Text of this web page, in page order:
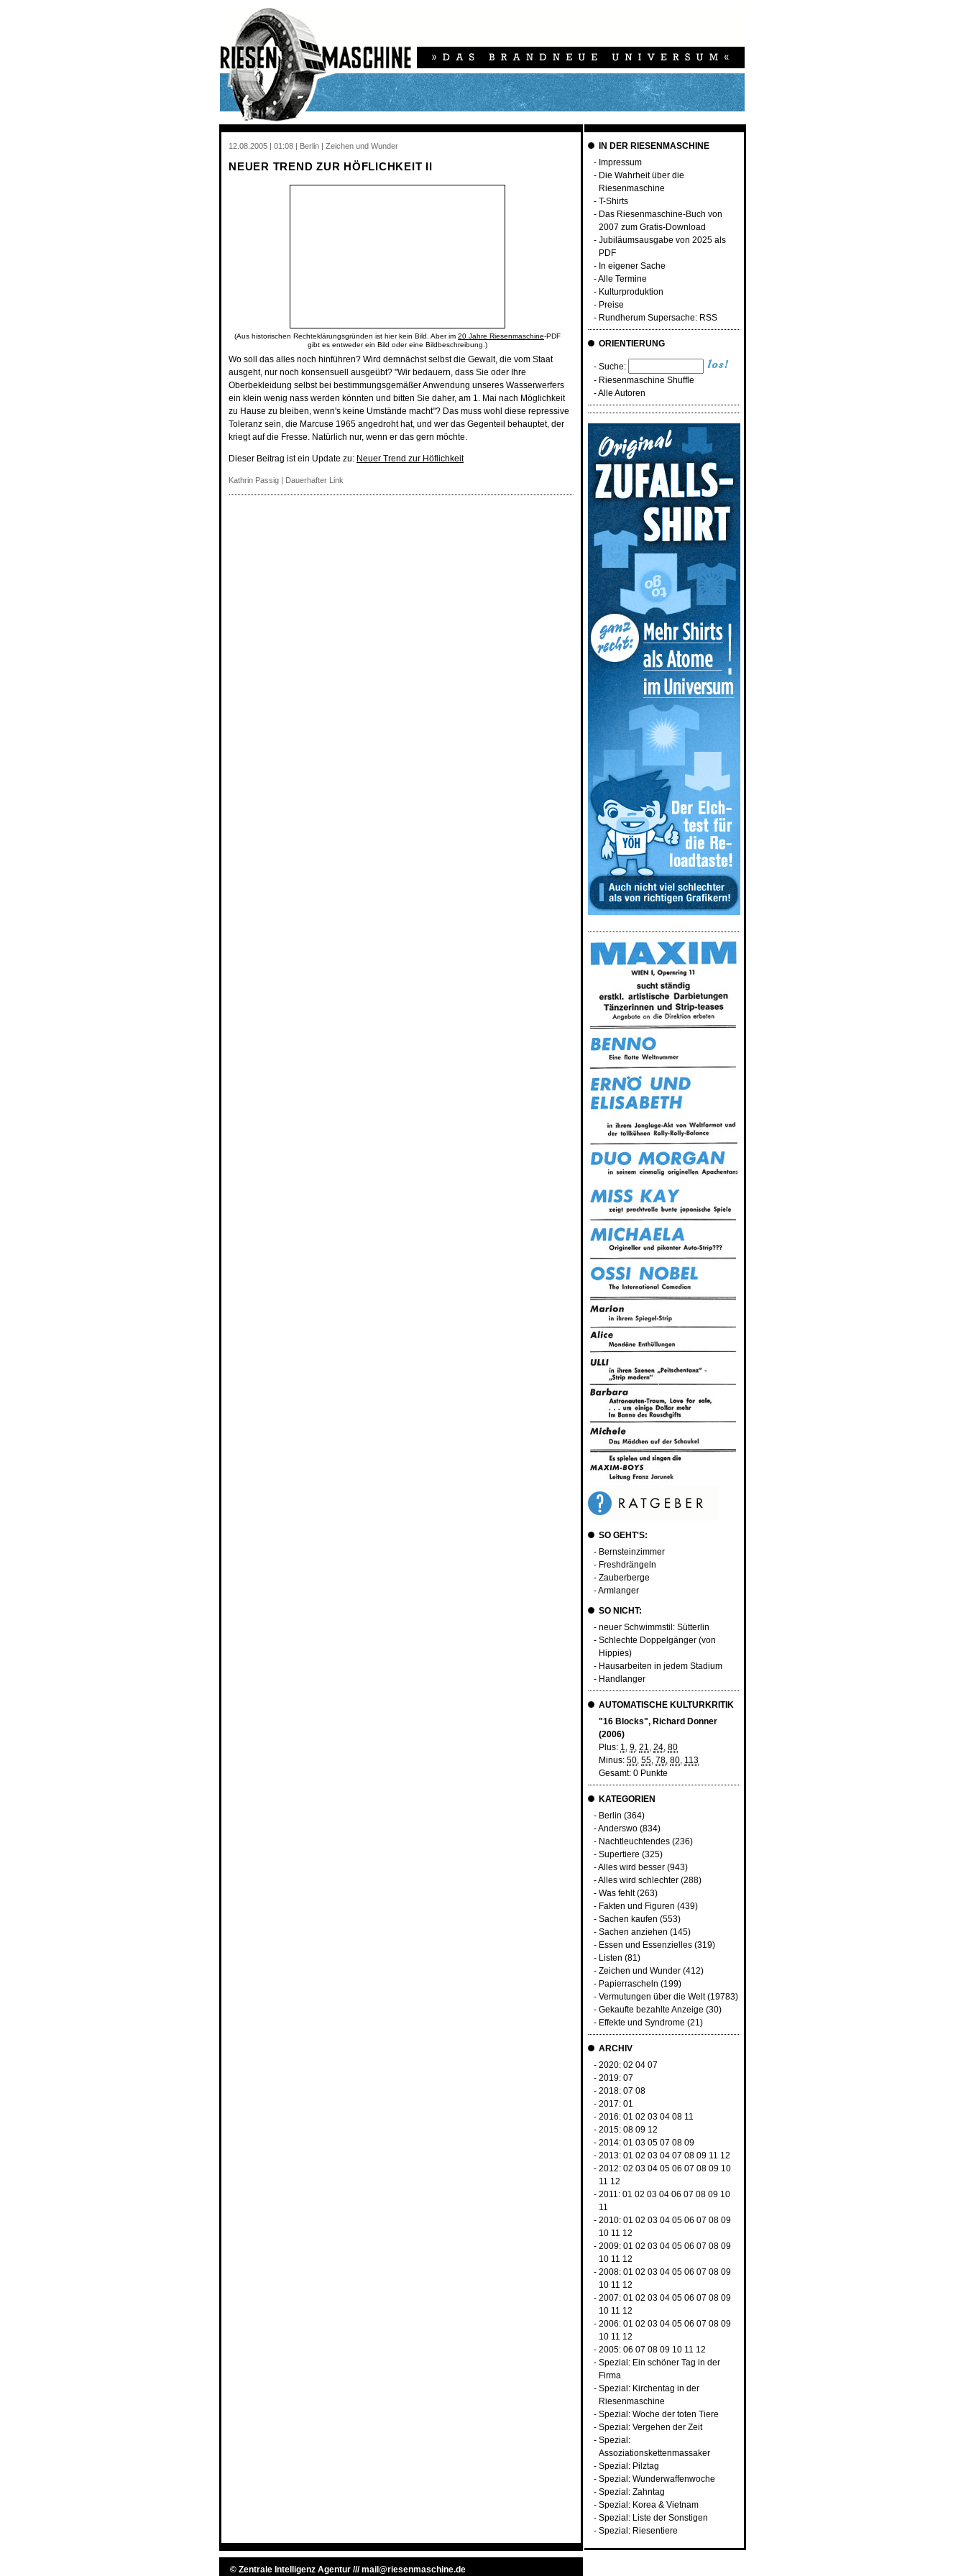
12.08.2005 | 01:08 | Berlin | Zeichen und Wunder
NEUER TREND ZUR HÖFLICHKEIT II
(Aus historischen Rechteklärungsgründen ist hier kein Bild. Aber im 20 Jahre Riesenmaschine-PDF
gibt es entweder ein Bild oder eine Bildbeschreibung.)
Wo soll das alles noch hinführen? Wird demnächst selbst die Gewalt, die vom Staat
ausgeht, nur noch konsensuell ausgeübt? "Wir bedauern, dass Sie oder Ihre
Oberbekleidung selbst bei bestimmungsgemäßer Anwendung unseres Wasserwerfers
ein klein wenig nass werden könnten und bitten Sie daher, am 1. Mai nach Möglichkeit
zu Hause zu bleiben, wenn's keine Umstände macht"? Das muss wohl diese repressive
Toleranz sein, die Marcuse 1965 angedroht hat, und wer das Gegenteil behauptet, der
kriegt auf die Fresse. Natürlich nur, wenn er das gern möchte.
Dieser Beitrag ist ein Update zu: Neuer Trend zur Höflichkeit
Kathrin Passig | Dauerhafter Link
IN DER RIESENMASCHINE
- Impressum
- Die Wahrheit über die
Riesenmaschine
- T-Shirts
- Das Riesenmaschine-Buch von
2007 zum Gratis-Download
- Jubiläumsausgabe von 2025 als
PDF
- In eigener Sache
-Alle Termine
- Kulturproduktion
- Preise
- Rundherum Supersache: RSS
ORIENTIERUNG
- Suche:
- Riesenmaschine Shuffle
-Alle Autoren
SO GEHT'S:
- Bernsteinzimmer
- Freshdrängeln
- Zauberberge
- Armlanger
SO NICHT:
- neuer Schwimmstil: Sütterlin
- Schlechte Doppelgänger (von
Hippies)
- Hausarbeiten in jedem Stadium
- Handlanger
AUTOMATISCHE KULTURKRITIK
"16 Blocks", Richard Donner
(2006)
Plus: 1, 9, 21, 24, 80
Minus: 50, 55, 78, 80, 113
Gesamt: 0 Punkte
KATEGORIEN
- Berlin (364)
-Anderswo(834)
- Nachtleuchtendes(236)
- Supertiere (325)
-Alles wird besser(943)
-Alles wird schlechter(288)
- Was fehlt(263)
- Fakten und Figuren (439)
- Sachen kaufen (553)
- Sachen anziehen (145)
- Essen und Essenzielles(319)
- Listen (81)
- Zeichen und Wunder(412)
- Papierrascheln (199)
- Vermutungen über die Welt(19783)
- Gekaufte bezahlte Anzeige (30)
- Effekte und Syndrome (21)
ARCHIV
- 2020: 02 04 07
- 2019: 07
- 2018: 07 08
- 2017: 01
- 2016: 01 02 03 04 08 11
- 2015: 08 09 12
- 2014: 01 03 05 07 08 09
- 2013: 01 02 03 04 07 08 09 11 12
- 2012: 02 03 04 05 06 07 08 09 10
11 12
- 2011: 01 02 03 04 06 07 08 09 10
11
- 2010: 01 02 03 04 05 06 07 08 09
10 11 12
- 2009: 01 02 03 04 05 06 07 08 09
10 11 12
- 2008: 01 02 03 04 05 06 07 08 09
10 11 12
- 2007: 01 02 03 04 05 06 07 08 09
10 11 12
- 2006: 01 02 03 04 05 06 07 08 09
10 11 12
- 2005: 06 07 08 09 10 11 12
- Spezial: Ein schöner Tag in der
Firma
- Spezial: Kirchentag in der
Riesenmaschine
- Spezial: Woche der toten Tiere
- Spezial: Vergehen der Zeit
- Spezial:
Assoziationskettenmassaker
- Spezial: Pilztag
- Spezial: Wunderwaffenwoche
- Spezial: Zahntag
- Spezial: Korea & Vietnam
- Spezial: Liste der Sonstigen
- Spezial: Riesentiere
© Zentrale Intelligenz Agentur ///mail@riesenmaschine.de